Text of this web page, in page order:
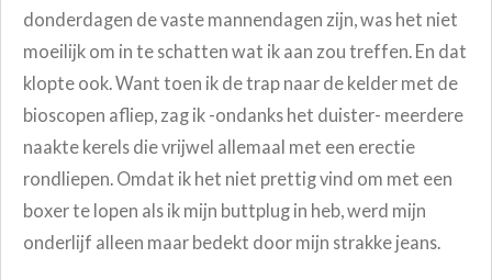
donderdagen de vaste mannendagen zijn, was het niet
moeilijk om in te schatten wat ik aan zou treffen. En dat
klopte ook. Want toen ik de trap naar de kelder met de
bioscopen afliep, zag ik -ondanks het duister- meerdere
naakte kerels die vrijwel allemaal met een erectie
rondliepen. Omdat ik het niet prettig vind om met een
boxer te lopen als ik mijn buttplug in heb, werd mijn
onderlijf alleen maar bedekt door mijn strakke jeans.